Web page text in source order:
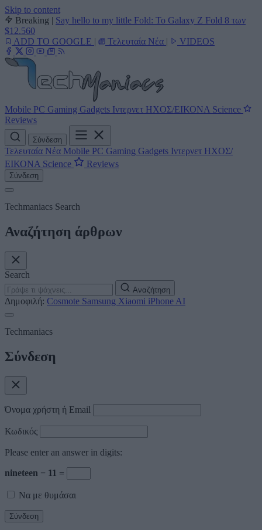
Skip to content
Breaking | Say hello to my little Fold: Το Galaxy Z Fold 8 των
$12.560
ADD TO GOOGLE | Τελευταία Νέα | VIDEOS
Mobile PC Gaming Gadgets Ιντερνετ ΗΧΟΣ/ΕΙΚΟΝΑ Science
Reviews
Σύνδεση
Τελευταία Νέα Mobile PC Gaming Gadgets Ιντερνετ ΗΧΟΣ/
ΕΙΚΟΝΑ Science Reviews
Σύνδεση
Techmaniacs Search
Αναζήτηση άρθρων
Search
Αναζήτηση
Δημοφιλή: Cosmote Samsung Xiaomi iPhone AI
Techmaniacs
Σύνδεση
Όνομα χρήστη ή Email
Κωδικός
Please enter an answer in digits:
nineteen − 11 =
Να με θυμάσαι